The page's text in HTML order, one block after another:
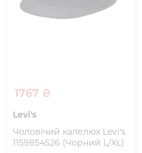
1767 ₴
Levi's
Чоловічий капелюх Levi's
1159854526 (Чорний L/XL)